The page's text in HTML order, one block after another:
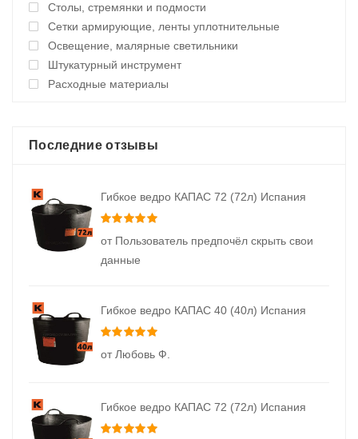
Столы, стремянки и подмости
Сетки армирующие, ленты уплотнительные
Освещение, малярные светильники
Штукатурный инструмент
Расходные материалы
Последние отзывы
Гибкое ведро КАПАС 72 (72л) Испания
от Пользователь предпочёл скрыть свои
данные
Гибкое ведро КАПАС 40 (40л) Испания
от Любовь Ф.
Гибкое ведро КАПАС 72 (72л) Испания